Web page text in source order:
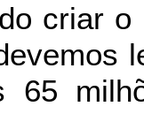
criar
65